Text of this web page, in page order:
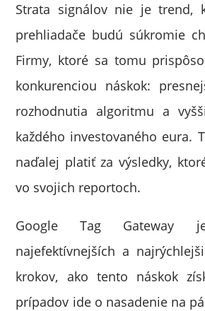
Strata signálov nie je trend,
prehliadače budú súkromie
Firmy, ktoré sa tomu
konkurenciou náskok:
rozhodnutia algoritmu a
každého investovaného eura.
naďalej platiť za výsledky,
vo svojich reportoch.
Google Tag Gateway
najefektívnejších a
krokov, ako tento náskok
prípadov ide o nasadenie na